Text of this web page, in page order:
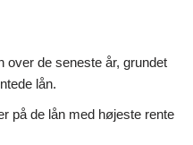
over de seneste år, grundet
lån.
på de lån med højeste rente